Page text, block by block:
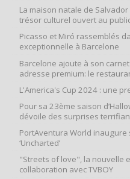
La maison natale de
trésor culturel ouvert au
Picasso et Miró rassemblés
exceptionnelle à Barcelone
Barcelone ajoute à son
adresse premium: le
L'America's Cup 2024 : une
Pour sa 23ème saison
dévoile des surprises
PortAventura World
‘Uncharted’
"Streets of love", la nouvelle
collaboration avec TVBOY